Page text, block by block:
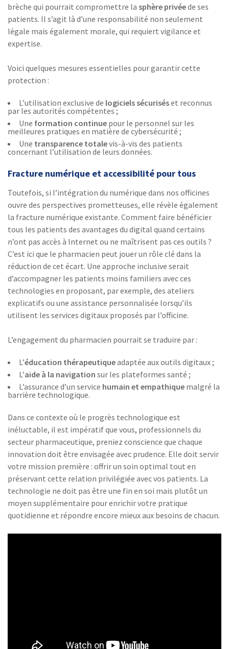
brèche qui pourrait compromettre la sphère privéede ses
patients. Il s’agit là d’une responsabilité non seulement
légale mais également morale, qui requiert vigilance et
expertise.
Voici quelques mesures essentielles pour garantir cette
protection :
L’utilisation exclusive de logiciels sécuriséset reconnus
par les autorités compétentes ;
Une formation continue pour le personnel sur les
meilleures pratiques en matière de cybersécurité ;
Une transparence totalevis-à-vis des patients
concernant l’utilisation de leurs données.
Fracture numérique et accessibilité pour tous
Toutefois, si l’intégration du numérique dans nos officines
ouvre des perspectives prometteuses, elle révèle également
la fracture numérique existante. Comment faire bénéficier
tous les patients des avantages du digital quand certains
n’ont pas accès à Internet ou ne maîtrisent pas ces outils ?
C’est ici que le pharmacien peut jouer un rôle clé dans la
réduction de cet écart. Une approche inclusive serait
d’accompagner les patients moins familiers avec ces
technologies en proposant, par exemple, des ateliers
explicatifs ou une assistance personnalisée lorsqu’ils
utilisent les services digitaux proposés par l’officine.
L’engagement du pharmacien pourrait se traduire par :
L’éducation thérapeutiqueadaptée aux outils digitaux ;
L’aide à la navigation sur les plateformes santé ;
L’assurance d’un service humain et empathique malgré la
barrière technologique.
Dans ce contexte où le progrès technologique est
inéluctable, il est impératif que vous, professionnels du
secteur pharmaceutique, preniez conscience que chaque
innovation doit être envisagée avec prudence. Elle doit servir
votre mission première : offrir un soin optimal tout en
préservant cette relation privilégiée avec vos patients. La
technologie ne doit pas être une fin en soi mais plutôt un
moyen supplémentaire pour enrichir votre pratique
quotidienne et répondre encore mieux aux besoins de chacun.